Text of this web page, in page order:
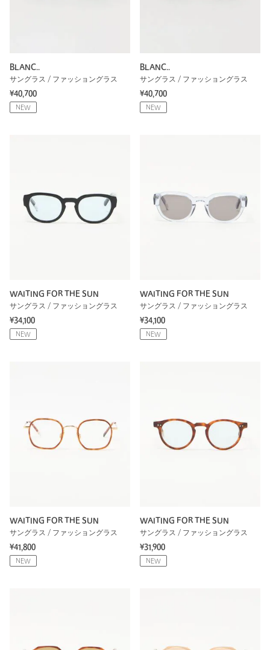
BLANC..
サングラス / ファッショングラス
¥40,700
NEW
BLANC..
サングラス / ファッショングラス
¥40,700
NEW
WAITING FOR THE SUN
サングラス / ファッショングラス
¥34,100
NEW
WAITING FOR THE SUN
サングラス / ファッショングラス
¥34,100
NEW
WAITING FOR THE SUN
サングラス / ファッショングラス
¥41,800
NEW
WAITING FOR THE SUN
サングラス / ファッショングラス
¥31,900
NEW